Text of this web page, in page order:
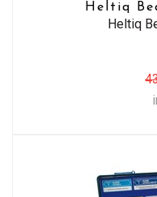
Heltiq
Heltiq